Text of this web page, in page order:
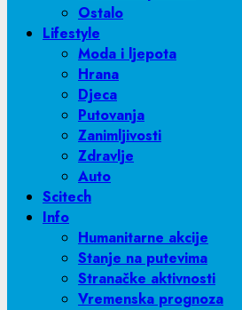
Ostalo
Lifestyle
Moda i ljepota
Hrana
Djeca
Putovanja
Zanimljivosti
Zdravlje
Auto
Scitech
Info
Humanitarne akcije
Stanje na putevima
Stranačke aktivnosti
Vremenska prognoza